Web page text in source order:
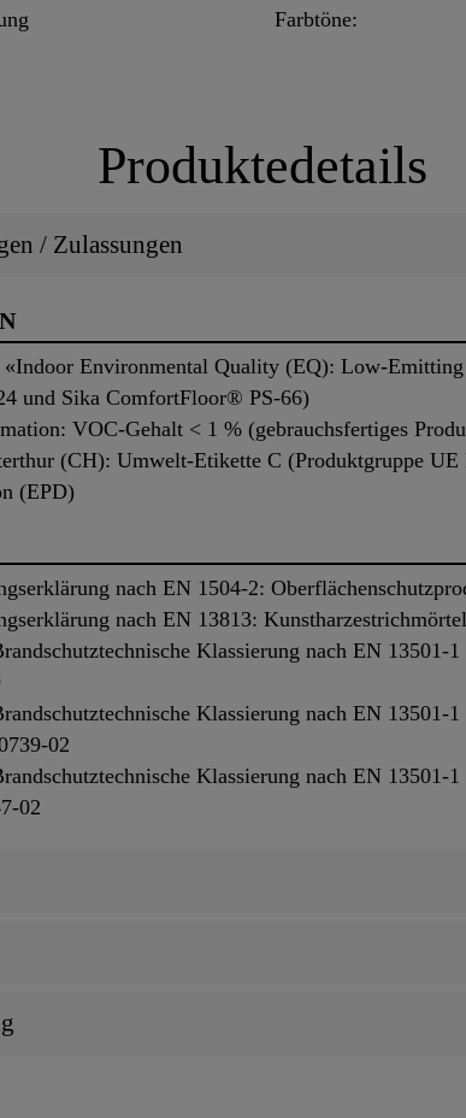
Farbtöne:
Produktedetails
/ Zulassungen
«Indoor Environmental Quality (EQ): Low-
und Sika ComfortFloor® PS-66)
VOC-Gehalt < 1 % (gebrauchsfertiges
(CH): Umwelt-Etikette C (Produktgruppe UE
(EPD)
nach EN 1504-2:
nach EN 13813:
Klassierung nach EN
Klassierung nach EN
02
Klassierung nach EN
02